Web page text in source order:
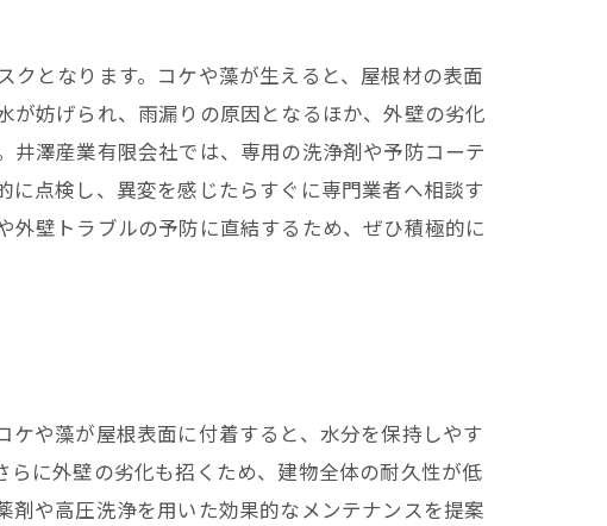
となります。コケや藻が生えると、屋根材の表面
妨げられ、雨漏りの原因となるほか、外壁の劣化
澤産業有限会社では、専用の洗浄剤や予防コーテ
点検し、異変を感じたらすぐに専門業者へ相談す
壁トラブルの予防に直結するため、ぜひ積極的に
や藻が屋根表面に付着すると、水分を保持しやす
に外壁の劣化も招くため、建物全体の耐久性が低
や高圧洗浄を用いた効果的なメンテナンスを提案